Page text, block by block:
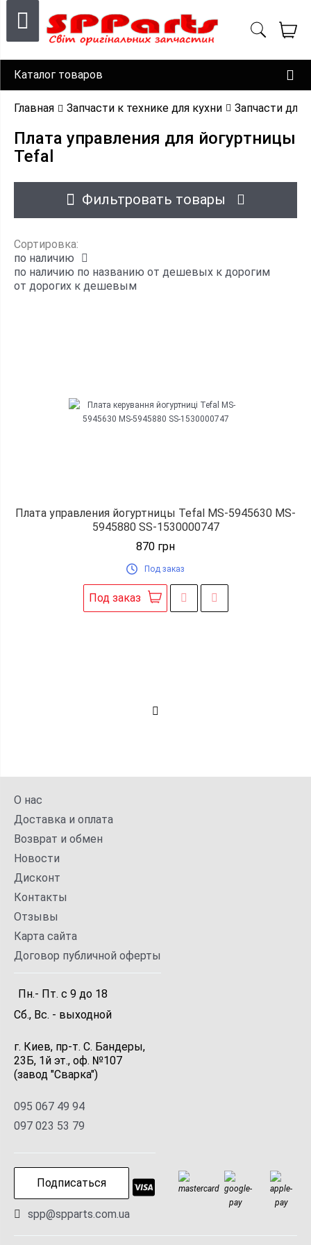
Каталог товаров
Главная Запчасти к технике для кухни Запчасти для
Плата управления для йогуртницы
Tefal
Фильтровать товары
Сортировка:
по наличию
по наличию по названию от дешевых к дорогим
от дорогих к дешевым
Плата управления йогуртницы Tefal MS-5945630 MS-
5945880 SS-1530000747
870 грн
Под заказ
Под заказ
О нас
Доставка и оплата
Возврат и обмен
Новости
Дисконт
Контакты
Отзывы
Карта сайта
Договор публичной оферты
Пн.- Пт. с 9 до 18
Сб., Вс. - выходной
г. Киев, пр-т. С. Бандеры,
23Б, 1й эт., оф. №107
(завод "Сварка")
095 067 49 94
097 023 53 79
Подписаться
spp@spparts.com.ua